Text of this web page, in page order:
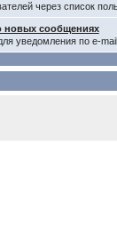
через список
новых сообщениях
уведомления по e-